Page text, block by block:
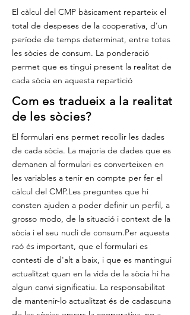
El càlcul del CMP bàsicament reparteix el
total de despeses de la cooperativa, d’un
període de temps determinat, entre totes
les sòcies de consum. La ponderació
permet que es tingui present la realitat de
cada sòcia en aquesta repartició
Com es tradueix a la realitat
de les sòcies?
El formulari ens permet recollir les dades
de cada sòcia. La majoria de dades que es
demanen al formulari es converteixen en
les variables a tenir en compte per fer el
càlcul del CMP.Les preguntes que hi
consten ajuden a poder definir un perfil, a
grosso modo, de la situació i context de la
sòcia i el seu nucli de consum.Per aquesta
raó és important, que el formulari es
contesti de d'alt a baix, i que es mantingui
actualitzat quan en la vida de la sòcia hi ha
algun canvi significatiu. La responsabilitat
de mantenir-lo actualitzat és de cadascuna